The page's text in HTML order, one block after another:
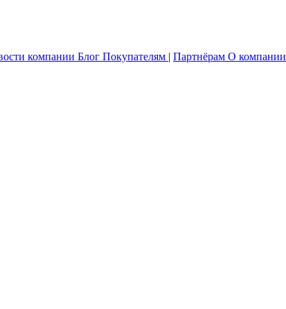
компании Блог Покупателям | Партнёрам О компании